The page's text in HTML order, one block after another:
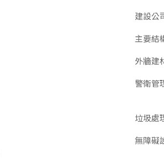
建設公
主要結
外牆建
警衛管
垃圾處
無障礙